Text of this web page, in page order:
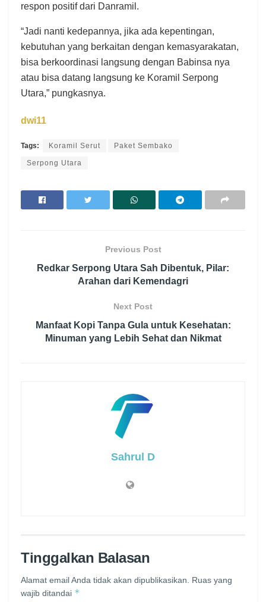
respon positif dari Danramil.
“Jadi nanti kedepannya, jika ada kepentingan,
kebutuhan yang berkaitan dengan kemasyarakatan,
bisa berkoordinasi langsung dengan Babinsa nya
atau bisa datang langsung ke Koramil Serpong
Utara,” pungkasnya.
dwi11
Tags: Koramil Serut Paket Sembako
Serpong Utara
Previous Post
Redkar Serpong Utara Sah Dibentuk, Pilar:
Arahan dari Kemendagri
Next Post
Manfaat Kopi Tanpa Gula untuk Kesehatan:
Minuman yang Lebih Sehat dan Nikmat
Sahrul D
Tinggalkan Balasan
Alamat email Anda tidak akan dipublikasikan.
Ruas yang
wajib ditandai *